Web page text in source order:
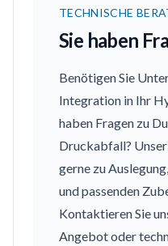
TECHNISCHE
Sie haben
Benötigen Sie
Integration in Ihr
haben Fragen zu
Druckabfall?
gerne zu
und passenden
Kontaktieren Sie
Angebot oder